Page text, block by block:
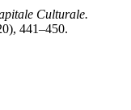
Culturale.
441–450.